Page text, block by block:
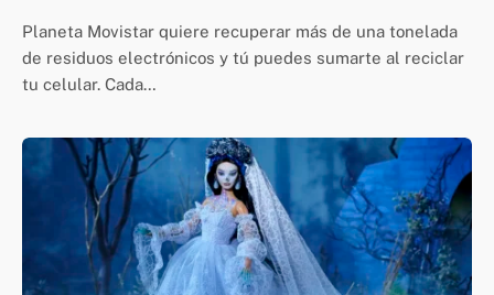
Planeta Movistar quiere recuperar más de una tonelada
de residuos electrónicos y tú puedes sumarte al reciclar
tu celular. Cada…